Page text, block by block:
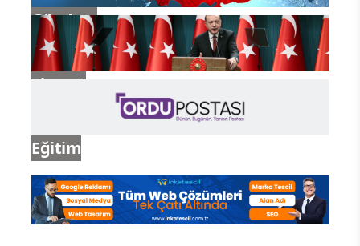
Gündem
Siyaset
Eğitim